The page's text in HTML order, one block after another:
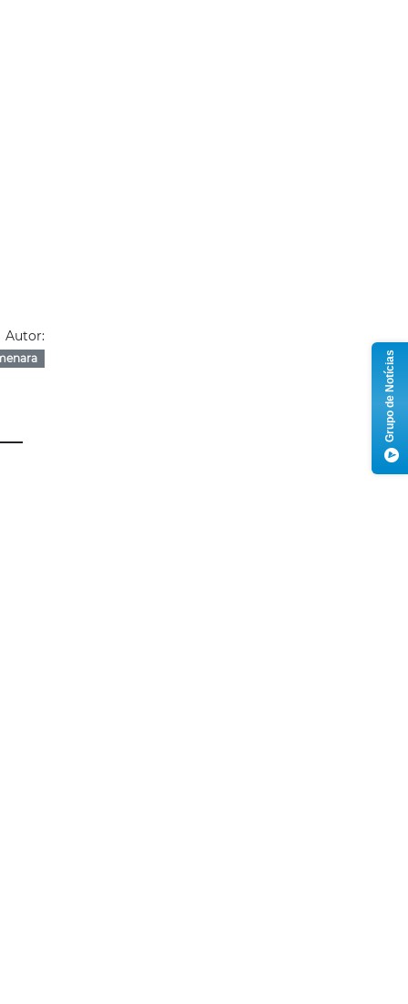
Autor:
Grupo de Notícias